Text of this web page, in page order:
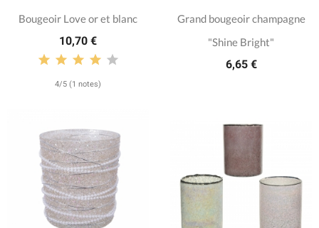
Bougeoir Love or et blanc
10,70 €
4/5 (1 notes)
Grand bougeoir champagne
"Shine Bright"
6,65 €